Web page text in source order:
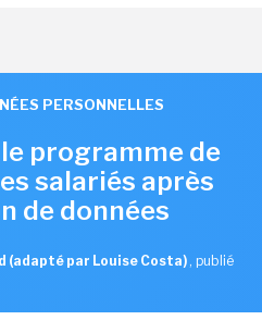
PERSONNELLES
programme de
salariés après
de données
(adapté par Louise Costa) , publié